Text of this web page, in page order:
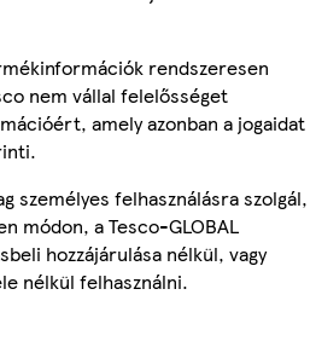
rendszeresen
nem vállal felelősséget
amely azonban a jogaidat
személyes felhasználásra szolgál,
módon, a Tesco-GLOBAL
hozzájárulása nélkül, vagy
nélkül felhasználni.